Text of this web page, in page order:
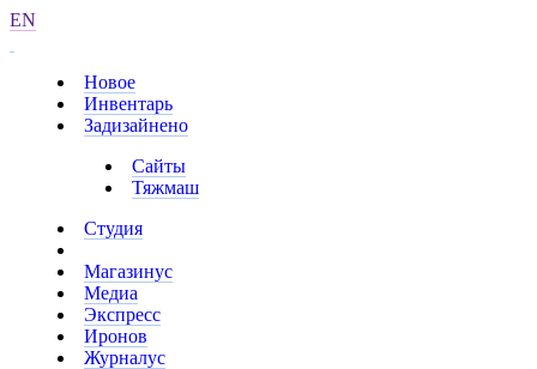
EN
Новое
Инвентарь
Задизайнено
Сайты
Тяжмаш
Студия
Магазинус
Медиа
Экспресс
Иронов
Журналус